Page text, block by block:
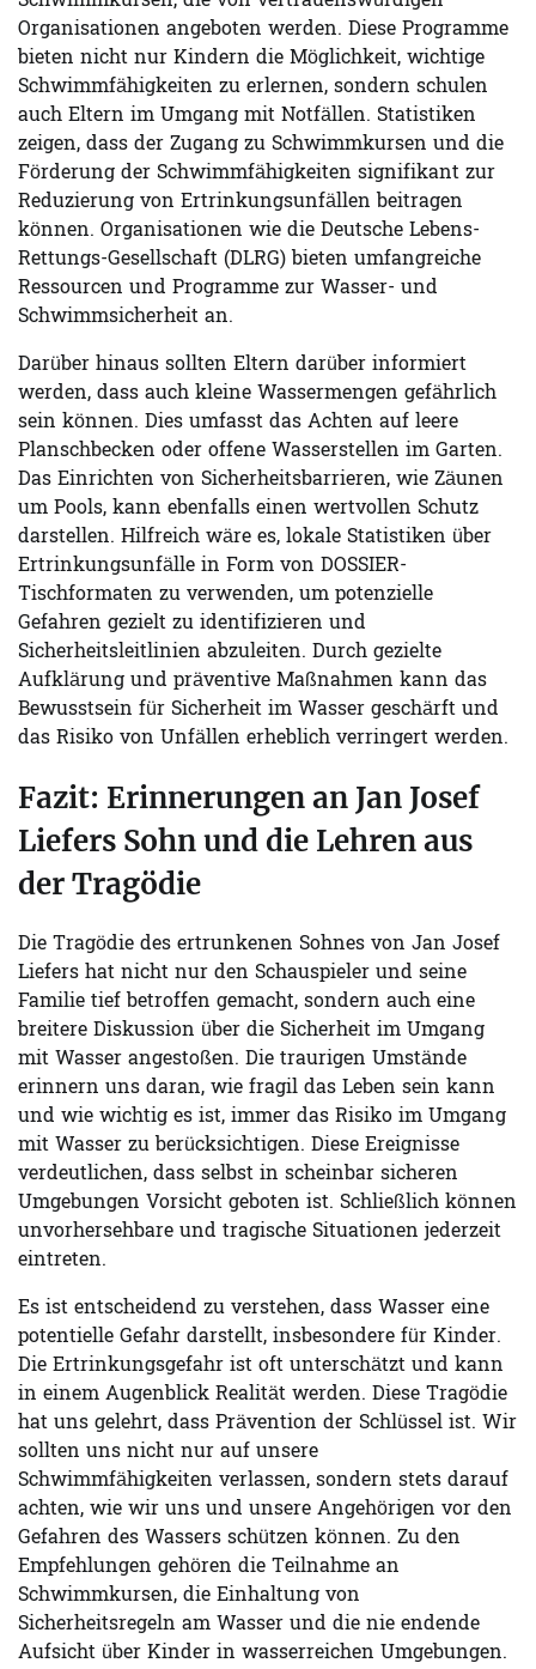
Organisationen angeboten werden. Diese Programme
bieten nicht nur Kindern die Möglichkeit, wichtige
Schwimmfähigkeiten zu erlernen, sondern schulen
auch Eltern im Umgang mit Notfällen. Statistiken
zeigen, dass der Zugang zu Schwimmkursen und die
Förderung der Schwimmfähigkeiten signifikant zur
Reduzierung von Ertrinkungsunfällen beitragen
können. Organisationen wie die Deutsche Lebens-
Rettungs-Gesellschaft (DLRG) bieten umfangreiche
Ressourcen und Programme zur Wasser- und
Schwimmsicherheit an.
Darüber hinaus sollten Eltern darüber informiert
werden, dass auch kleine Wassermengen gefährlich
sein können. Dies umfasst das Achten auf leere
Planschbecken oder offene Wasserstellen im Garten.
Das Einrichten von Sicherheitsbarrieren, wie Zäunen
um Pools, kann ebenfalls einen wertvollen Schutz
darstellen. Hilfreich wäre es, lokale Statistiken über
Ertrinkungsunfälle in Form von DOSSIER-
Tischformaten zu verwenden, um potenzielle
Gefahren gezielt zu identifizieren und
Sicherheitsleitlinien abzuleiten. Durch gezielte
Aufklärung und präventive Maßnahmen kann das
Bewusstsein für Sicherheit im Wasser geschärft und
das Risiko von Unfällen erheblich verringert werden.
Fazit: Erinnerungen an Jan Josef
Liefers Sohn und die Lehren aus
der Tragödie
Die Tragödie des ertrunkenen Sohnes von Jan Josef
Liefers hat nicht nur den Schauspieler und seine
Familie tief betroffen gemacht, sondern auch eine
breitere Diskussion über die Sicherheit im Umgang
mit Wasser angestoßen. Die traurigen Umstände
erinnern uns daran, wie fragil das Leben sein kann
und wie wichtig es ist, immer das Risiko im Umgang
mit Wasser zu berücksichtigen. Diese Ereignisse
verdeutlichen, dass selbst in scheinbar sicheren
Umgebungen Vorsicht geboten ist. Schließlich können
unvorhersehbare und tragische Situationen jederzeit
eintreten.
Es ist entscheidend zu verstehen, dass Wasser eine
potentielle Gefahr darstellt, insbesondere für Kinder.
Die Ertrinkungsgefahr ist oft unterschätzt und kann
in einem Augenblick Realität werden. Diese Tragödie
hat uns gelehrt, dass Prävention der Schlüssel ist. Wir
sollten uns nicht nur auf unsere
Schwimmfähigkeiten verlassen, sondern stets darauf
achten, wie wir uns und unsere Angehörigen vor den
Gefahren des Wassers schützen können. Zu den
Empfehlungen gehören die Teilnahme an
Schwimmkursen, die Einhaltung von
Sicherheitsregeln am Wasser und die nie endende
Aufsicht über Kinder in wasserreichen Umgebungen.